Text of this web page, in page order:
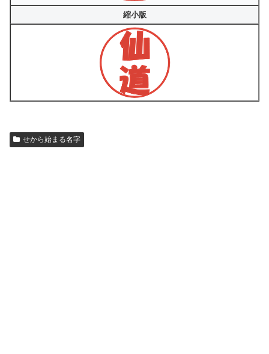
縮小版
せから始まる名字